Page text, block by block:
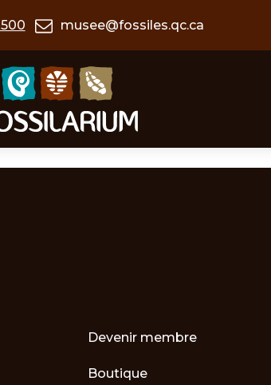
musee@fossiles.qc.ca
Devenir membre
Boutique